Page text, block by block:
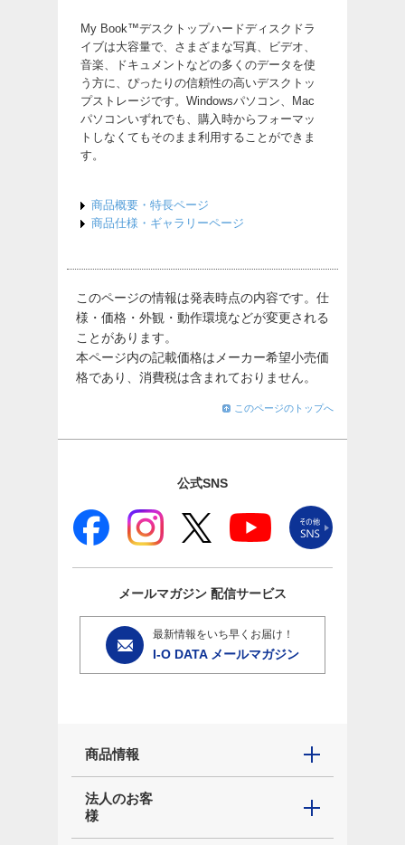
My Book™デスクトップハードディスクドラ
イブは大容量で、さまざまな写真、ビデオ、
音楽、ドキュメントなどの多くのデータを使
う方に、ぴったりの信頼性の高いデスクトッ
プストレージです。Windowsパソコン、Mac
パソコンいずれでも、購入時からフォーマッ
トしなくてもそのまま利用することができま
す。
商品概要・特長ページ
商品仕様・ギャラリーページ
このページの情報は発表時点の内容です。仕
様・価格・外観・動作環境などが変更される
ことがあります。
本ページ内の記載価格はメーカー希望小売価
格であり、消費税は含まれておりません。
このページのトップへ
公式SNS
メールマガジン 配信サービス
最新情報をいち早くお届け！
I-O DATA メールマガジン
商品情報
法人のお客
様